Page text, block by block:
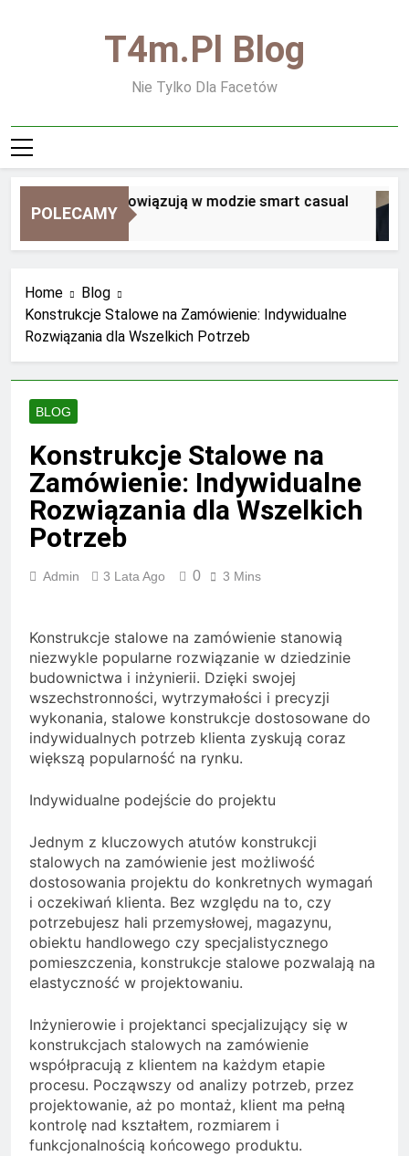
T4m.pl Blog
Nie Tylko Dla Facetów
POLECAMY
Jakie zasady obowiązują w modzie smart casual
Home
Blog
Konstrukcje Stalowe na Zamówienie: Indywidualne
Rozwiązania dla Wszelkich Potrzeb
BLOG
Konstrukcje Stalowe na
Zamówienie: Indywidualne
Rozwiązania dla Wszelkich
Potrzeb
Admin 3 Lata Ago 0 3 Mins
Konstrukcje stalowe na zamówienie stanowią
niezwykle popularne rozwiązanie w dziedzinie
budownictwa i inżynierii. Dzięki swojej
wszechstronności, wytrzymałości i precyzji
wykonania, stalowe konstrukcje dostosowane do
indywidualnych potrzeb klienta zyskują coraz
większą popularność na rynku.
Indywidualne podejście do projektu
Jednym z kluczowych atutów konstrukcji
stalowych na zamówienie jest możliwość
dostosowania projektu do konkretnych wymagań
i oczekiwań klienta. Bez względu na to, czy
potrzebujesz hali przemysłowej, magazynu,
obiektu handlowego czy specjalistycznego
pomieszczenia, konstrukcje stalowe pozwalają na
elastyczność w projektowaniu.
Inżynierowie i projektanci specjalizujący się w
konstrukcjach stalowych na zamówienie
współpracują z klientem na każdym etapie
procesu. Począwszy od analizy potrzeb, przez
projektowanie, aż po montaż, klient ma pełną
kontrolę nad kształtem, rozmiarem i
funkcjonalnością końcowego produktu.